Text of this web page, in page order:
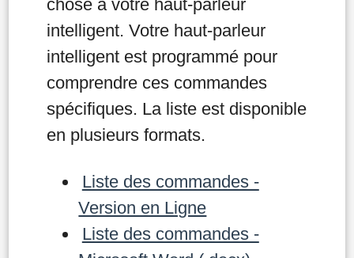
chose à votre haut-parleur
intelligent. Votre haut-parleur
intelligent est programmé pour
comprendre ces commandes
spécifiques. La liste est disponible
en plusieurs formats.
Liste des commandes -
Version en Ligne
Liste des commandes -